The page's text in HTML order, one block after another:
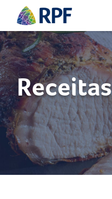
Receitas